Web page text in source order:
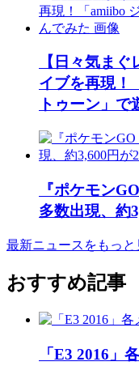
【日々気ま
イブを再現！
トゥーン」で
『ポケモン
多数出現、約
最新ニュースをもっと
おすすめ記事
「E3 2016」